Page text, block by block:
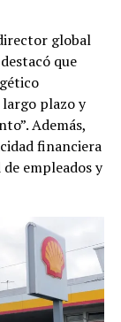
global
que
plazo y
Además,
financiera
empleados y